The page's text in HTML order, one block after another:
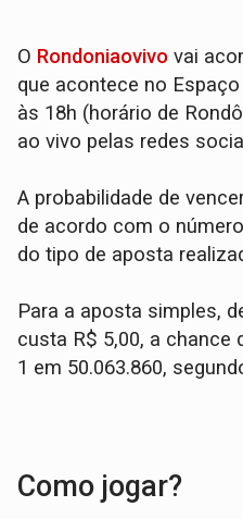
O Rondoniaovivo vai
que acontece no
às 18h (horário de
ao vivo pelas redes
A probabilidade de
de acordo com o
do tipo de aposta
Para a aposta simples,
custa R$ 5,00, a chance
1 em 50.063.860,
Como jogar?